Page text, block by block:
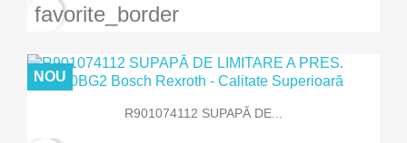
favorite_border
R901074112 SUPAPĂ DE...
NOU